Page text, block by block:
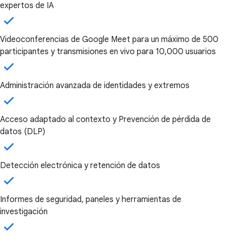
expertos de IA
Videoconferencias de Google Meet para un máximo de 500
participantes y transmisiones en vivo para 10,000 usuarios
Administración avanzada de identidades y extremos
Acceso adaptado al contexto y Prevención de pérdida de
datos (DLP)
Detección electrónica y retención de datos
Informes de seguridad, paneles y herramientas de
investigación